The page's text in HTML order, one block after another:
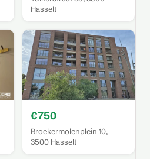
Hasselt
€750
Broekermolenplein 10,
3500 Hasselt